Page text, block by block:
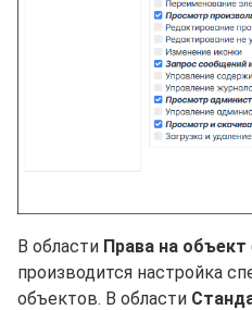
В области Права на объект
производится настройка
объектов. В области